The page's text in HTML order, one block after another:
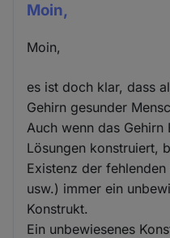
Moin,
Moin,
es ist doch klar, dass
Gehirn gesunder
Auch wenn das
Lösungen konstruiert,
Existenz der
usw.) immer ein
Konstrukt.
Ein unbewiesenes